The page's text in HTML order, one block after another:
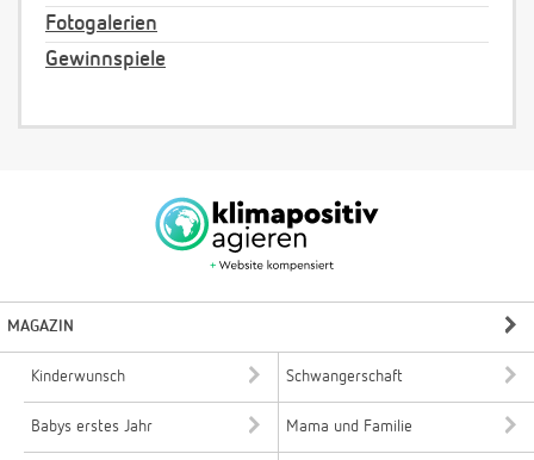
Fotogalerien
Gewinnspiele
MAGAZIN
Kinderwunsch Schwangerschaft
Babys erstes Jahr Mama und Familie